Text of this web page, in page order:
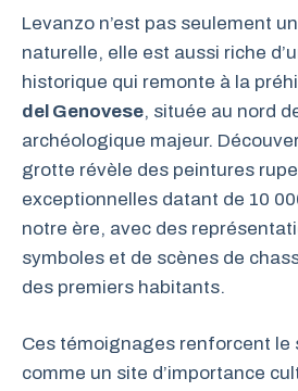
Levanzo n’est pas seulement
naturelle, elle est aussi riche
historique qui remonte à la
del Genovese, située au nord
archéologique majeur.
grotte révèle des peintures
exceptionnelles datant de 10
notre ère, avec des
symboles et de scènes de
des premiers habitants.
Ces témoignages renforcent le
comme un site d’importance